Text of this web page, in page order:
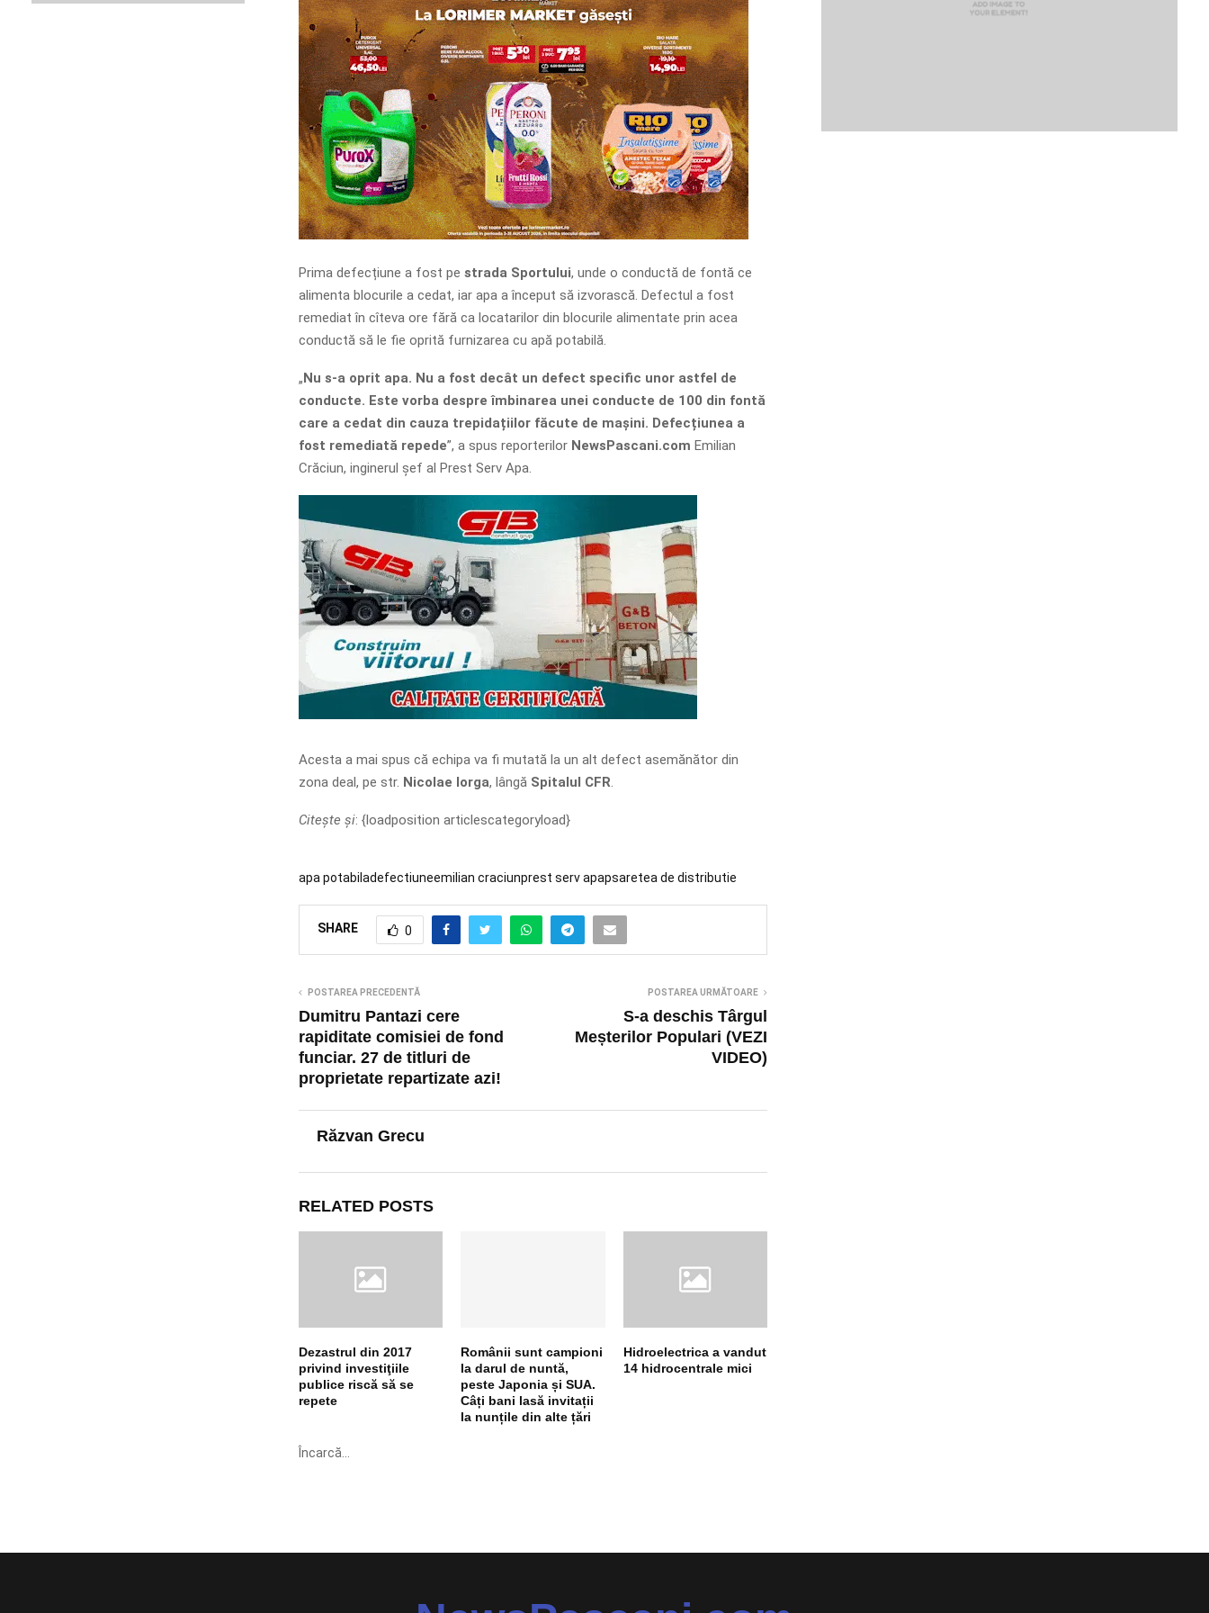
Prima defecțiune a fost pe strada Sportului, unde o conductă de fontă ce
alimenta blocurile a cedat, iar apa a început să izvorască. Defectul a fost
remediat în cîteva ore fără ca locatarilor din blocurile alimentate prin acea
conductă să le fie oprită furnizarea cu apă potabilă.
„Nu s-a oprit apa. Nu a fost decât un defect specific unor astfel de
conducte. Este vorba despre îmbinarea unei conducte de 100 din fontă
care a cedat din cauza trepidațiilor făcute de mașini. Defecțiunea a
fost remediată repede”, a spus reporterilor NewsPascani.com Emilian
Crăciun, inginerul șef al Prest Serv Apa.
Acesta a mai spus că echipa va fi mutată la un alt defect asemănător din
zona deal, pe str. Nicolae Iorga, lângă Spitalul CFR
Citește și: {loadposition articlescategoryload}
apa potabiladefectiuneemilian craciunprest serv apapsaretea de distributie
SHARE 0
POSTAREA PRECEDENTĂ
Dumitru Pantazi cere
rapiditate comisiei de fond
funciar. 27 de titluri de
proprietate repartizate azi!
POSTAREA URMĂTOARE
S-a deschis Târgul
Meșterilor Populari (VEZI
VIDEO)
Răzvan Grecu
RELATED POSTS
Dezastrul din 2017
privind investiţiile
publice riscă să se
repete
Românii sunt campioni
la darul de nuntă,
peste Japonia și SUA.
Câți bani lasă invitații
la nunțile din alte țări
Hidroelectrica a vandut
14 hidrocentrale mici
Încarcă...